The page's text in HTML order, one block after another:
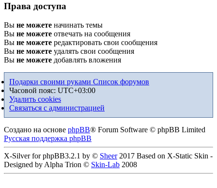
Права доступа
Вы не можете начинать темы
Вы не можете отвечать на сообщения
Вы не можете редактировать свои сообщения
Вы не можете удалять свои сообщения
Вы не можете добавлять вложения
Подарки своими руками Список форумов
Часовой пояс: UTC+03:00
Удалить cookies
Связаться с администрацией
Создано на основе phpBB® Forum Software © phpBB Limited
Русская поддержка phpBB
X-Silver for phpBB3.2.1 by © Sheer2017 Based on X-Static Skin -
Designed by Alpha Trion © Skin-Lab 2008